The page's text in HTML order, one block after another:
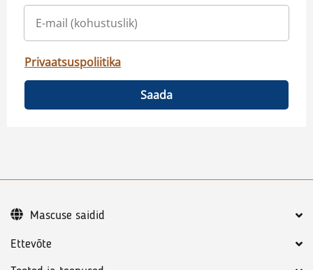
Privaatsuspoliitika
Saada
Ettevõte
Mascuse saidid